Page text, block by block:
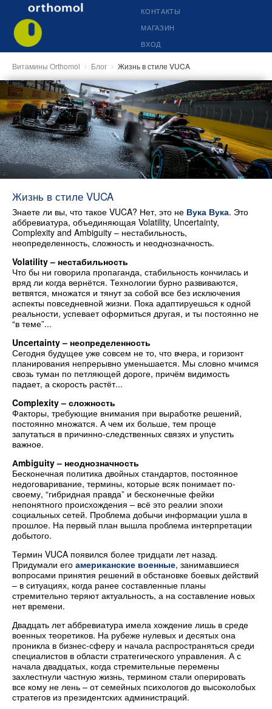
КОНТАКТЫ
МАГАЗИН
ВХОД
Витамины Orthomol Блог Жизнь в стиле VUCA
Жизнь в стиле VUCA
Знаете ли вы, что такое VUCA? Нет, это не Вука Вука. Это
аббревиатура, объединяющая Volatility, Uncertainty,
Complexity and Ambiguity – нестабильность,
неопределенность, сложность и неоднозначность.
Volatility – нестабильность
Что бы ни говорила пропаганда, стабильность кончилась и
вряд ли когда вернётся. Технологии бурно развиваются,
ветвятся, множатся и тянут за собой все без исключения
аспекты повседневной жизни. Пока адаптируешься к одной
реальности, успевает оформиться другая, и ты постоянно не
“в теме”...
Uncertainty – неопределенность
Сегодня будущее уже совсем не то, что вчера, и горизонт
планирования непрерывно уменьшается. Мы словно мчимся
свозь туман по петляющей дороге, причём видимость
падает, а скорость растёт...
Complexity – сложность
Факторы, требующие внимания при выработке решений,
постоянно множатся. А чем их больше, тем проще
запутаться в причинно-следственных связях и упустить
важное.
Аmbiguity – неоднозначность
Бесконечная политика двойных стандартов, постоянное
недоговаривание, термины, которые всяк понимает по-
своему, “гибридная правда” и бесконечные фейки
непонятного происхождения – всё это реалии эпохи
социальных сетей. Проблема добычи информации ушла в
прошлое. На первый план вышла проблема интерпретации
добытого.
Термин VUCA появился более тридцати лет назад.
Придумали его американские военные, занимавшиеся
вопросами принятия решений в обстановке боевых действий
– в ситуациях, когда ранее составленные планы
стремительно теряют актуальность, а на составление новых
нет времени.
Двадцать лет аббревиатура имела хождение лишь в среде
военных теоретиков. На рубеже нулевых и десятых она
проникла в бизнес-сферу и начала распространяться среди
специалистов в области стратегического управления. А с
начала двадцатых, когда стремительные перемены
захлестнули частную жизнь, термином стали оперировать
все кому не лень – от семейных психологов до высоколобых
стратегов из президентских администраций.